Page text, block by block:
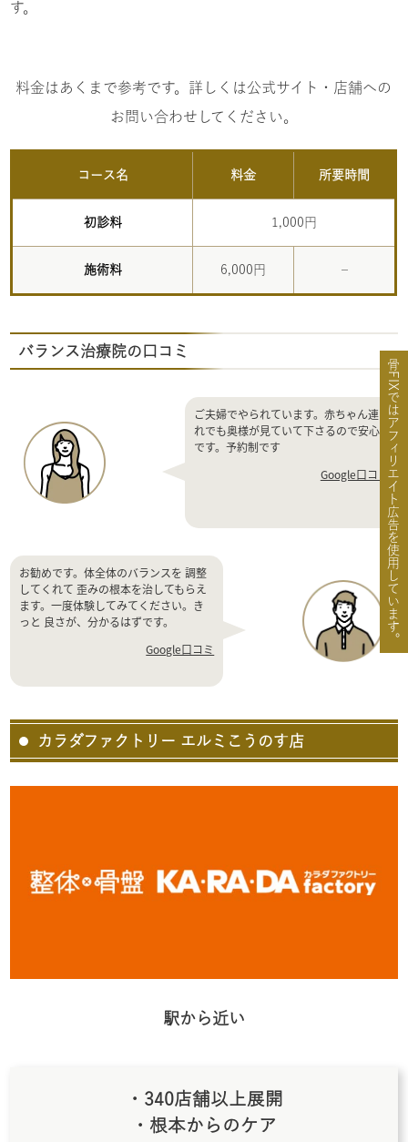
す。
料金はあくまで参考です。詳しくは公式サイト・店舗への
お問い合わせしてください。
コース名 料金 所要時間
初診料 1,000円
施術料 6,000円 –
バランス治療院の口コミ
ご夫婦でやられています。赤ちゃん連
れでも奥様が見ていて下さるので安心
です。予約制です
Google口コミ
お勧めです。体全体のバランスを 調整
してくれて 歪みの根本を治してもらえ
ます。一度体験してみてください。き
っと 良さが、分かるはずです。
Google口コミ
カラダファクトリー エルミこうのす店
駅から近い
・340店舗以上展開
・根本からのケア
骨FIXではアフィリエイト広告を使用しています。